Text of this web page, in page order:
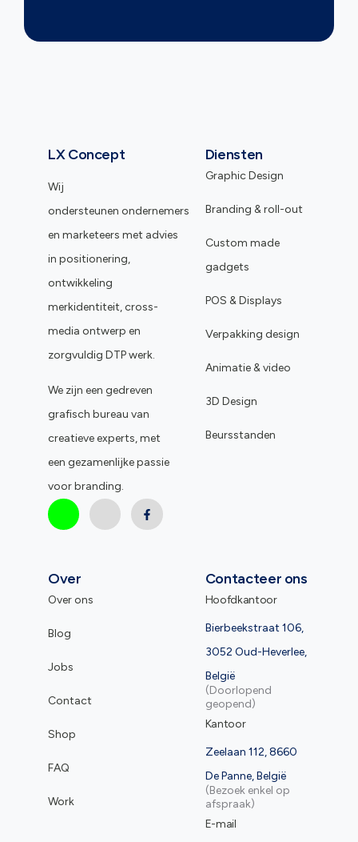
LX Concept
Wij
ondersteunen ondernemers
en marketeers met advies
in positionering,
ontwikkeling
merkidentiteit, cross-
media ontwerp en
zorgvuldig DTP werk.
We zijn een gedreven
grafisch bureau van
creatieve experts, met
een gezamenlijke passie
voor branding.
Diensten
Graphic Design
Branding & roll-out
Custom made
gadgets
POS & Displays
Verpakking design
Animatie & video
3D Design
Beursstanden
Over
Over ons
Blog
Jobs
Contact
Shop
FAQ
Work
Contacteer ons
Hoofdkantoor
Bierbeekstraat 106,
3052 Oud-Heverlee,
België
(Doorlopend
geopend)
Kantoor
Zeelaan 112, 8660
De Panne, België
(Bezoek enkel op
afspraak)
E-mail